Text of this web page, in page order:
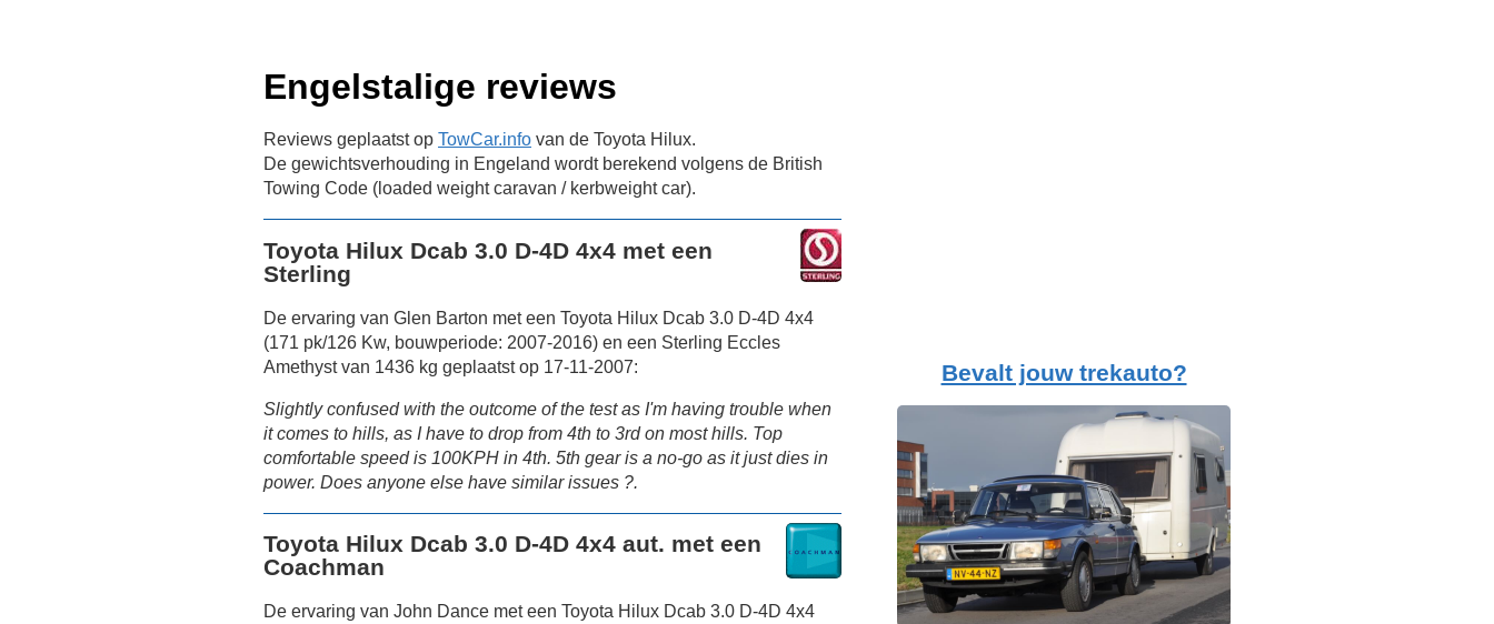
Engelstalige reviews
Reviews geplaatst op TowCar.info van de Toyota Hilux.
De gewichtsverhouding in Engeland wordt berekend volgens de British
Towing Code (loaded weight caravan / kerbweight car).
Toyota Hilux Dcab 3.0 D-4D 4x4 met een
Sterling
De ervaring van Glen Barton met een Toyota Hilux Dcab 3.0 D-4D 4x4
(171 pk/126 Kw, bouwperiode: 2007-2016) en een Sterling Eccles
Amethyst van 1436 kg geplaatst op 17-11-2007:
Slightly confused with the outcome of the test as I'm having trouble when
it comes to hills, as I have to drop from 4th to 3rd on most hills. Top
comfortable speed is 100KPH in 4th. 5th gear is a no-go as it just dies in
power. Does anyone else have similar issues ?.
Toyota Hilux Dcab 3.0 D-4D 4x4 aut. met een
Coachman
De ervaring van John Dance met een Toyota Hilux Dcab 3.0 D-4D 4x4
Bevalt jouw trekauto?